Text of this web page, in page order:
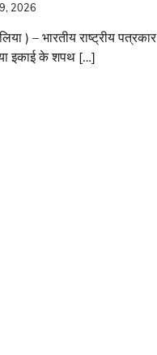
2026
) – भारतीय राष्ट्रीय पत्रकार
इकाई के शपथ […]